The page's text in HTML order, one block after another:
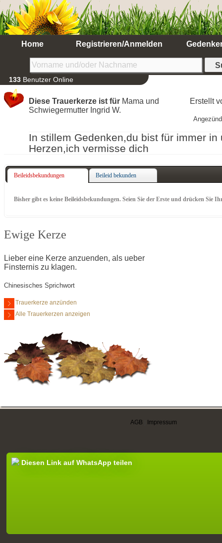
Home Registrieren/Anmelden
133 Benutzer Online
Diese Trauerkerze ist für Mama und
Schwiegermutter Ingrid W.
Erstellt
In stillem Gedenken,du bist für immer in
Herzen,ich vermisse dich
Beileidsbekundungen Beileid bekunden
Bisher gibt es keine Beileidsbekundungen. Seien Sie der Erste und drücken Sie
Ewige Kerze
Lieber eine Kerze anzuenden, als ueber
Finsternis zu klagen.
Chinesisches Sprichwort
Trauerkerze anzünden
Alle Trauerkerzen anzeigen
AGB Impressum
Diesen Link auf WhatsApp teilen